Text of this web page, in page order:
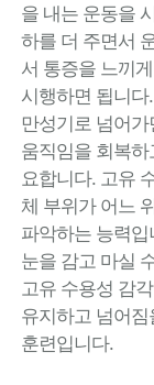
을 내는 운동을
하를 더 주면서
서 통증을 느끼
시행하면 됩니다.
만성기로 넘어
움직임을 회복
요합니다. 고유
체 부위가 어느
파악하는 능력
눈을 감고 마실
고유 수용성 감
유지하고 넘어
훈련입니다.